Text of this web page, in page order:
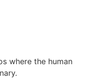
where the human